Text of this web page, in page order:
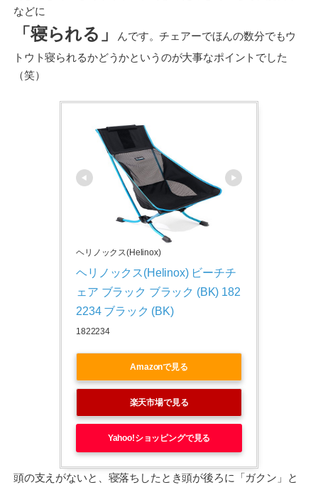
などに
「寝られる」
んです。チェアーでほんの数分でもウ
トウト寝られるかどうかというのが大事なポイントでした
（笑）
ヘリノックス(Helinox)
ヘリノックス(Helinox) ビーチチ
ェア ブラック ブラック (BK) 182
2234 ブラック (BK)
1822234
Amazonで見る
楽天市場で見る
Yahoo!ショッピングで見る
頭の支えがないと、寝落ちしたとき頭が後ろに「ガクン」と